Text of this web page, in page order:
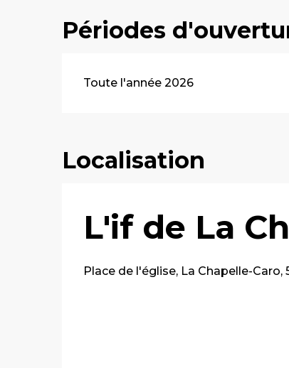
Périodes
Toute l'année 2026
Localisation
L'if de La
Place de l'église, La Chapelle-Caro,